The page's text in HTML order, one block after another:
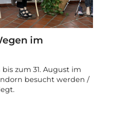
im
zum 31. August im
besucht werden /